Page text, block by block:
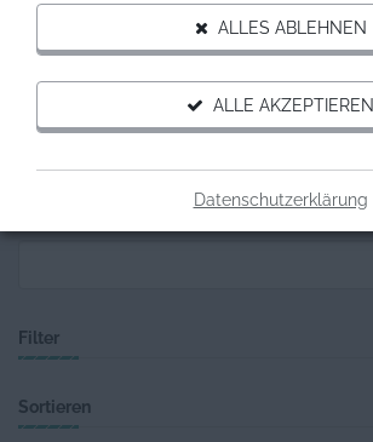
KINDERPROJEKTE
Filter
Sortieren
ALLES ABLEHNEN
ALLE AKZEPTIEREN
Datenschutzerklärung